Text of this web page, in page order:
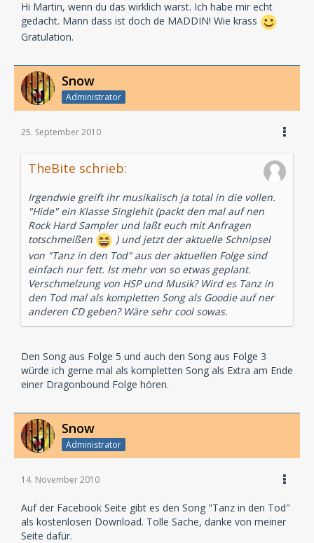
Hi Martin, wenn du das wirklich warst. Ich habe mir echt
gedacht. Mann dass ist doch de MADDIN! Wie krass
Gratulation.
Snow
Administrator
25. September 2010
TheBite schrieb:
Irgendwie greift ihr musikalisch ja total in die vollen.
"Hide" ein Klasse Singlehit (packt den mal auf nen
Rock Hard Sampler und laßt euch mit Anfragen
totschmeißen
) und jetzt der aktuelle Schnipsel
von "Tanz in den Tod" aus der aktuellen Folge sind
einfach nur fett. Ist mehr von so etwas geplant.
Verschmelzung von HSP und Musik? Wird es Tanz in
den Tod mal als kompletten Song als Goodie auf ner
anderen CD geben? Wäre sehr cool sowas.
Den Song aus Folge 5 und auch den Song aus Folge 3
würde ich gerne mal als kompletten Song als Extra am Ende
einer Dragonbound Folge hören.
Snow
Administrator
14. November 2010
Auf der Facebook Seite gibt es den Song "Tanz in den Tod"
als kostenlosen Download. Tolle Sache, danke von meiner
Seite dafür.